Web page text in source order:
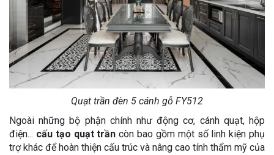
Quạt trần đèn 5 cánh gỗ FY512
Ngoài những bộ phận chính như động cơ, cánh quạt, hộp
điện... cấu tạo quạt trần còn bao gồm một số linh kiện phụ
trợ khác để hoàn thiện cấu trúc và nâng cao tính thẩm mỹ của